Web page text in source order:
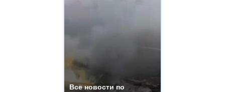
Все новости по